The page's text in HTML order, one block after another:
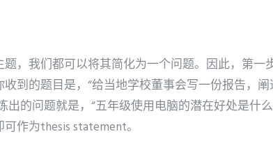
，我们都可以将其简化为一个问题。因此，第一
到的题目是，“给当地学校董事会写一份报告，
出的问题就是，“五年级使用电脑的潜在好处是什
作为thesis statement。